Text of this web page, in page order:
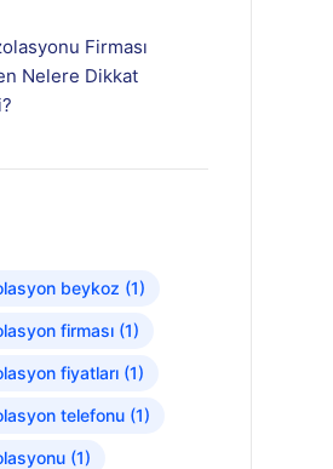
Firması
Nelere Dikkat
beykoz (1)
firması(1)
fiyatları(1)
telefonu(1)
(1)